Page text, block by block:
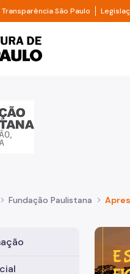
Divisor de acesso à informação
Transparência São Paulo Divisor
de São
Fundação Paulistana